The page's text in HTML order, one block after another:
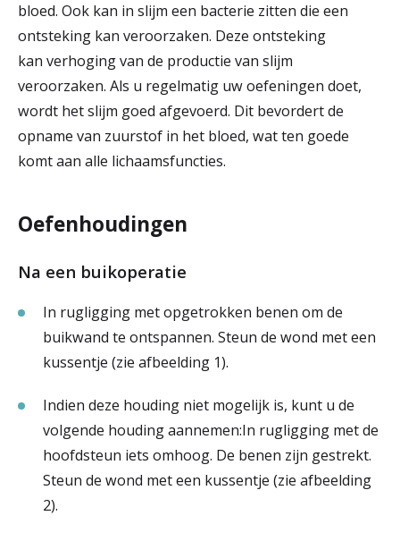
bloed. Ook kan in slijm een bacterie zitten die een
ontsteking kan veroorzaken. Deze ontsteking
kan verhoging van de productie van slijm
veroorzaken. Als u regelmatig uw oefeningen doet,
wordt het slijm goed afgevoerd. Dit bevordert de
opname van zuurstof in het bloed, wat ten goede
komt aan alle lichaamsfuncties.
Oefenhoudingen
Na een buikoperatie
In rugligging met opgetrokken benen om de
buikwand te ontspannen. Steun de wond met een
kussentje (zie afbeelding 1).
Indien deze houding niet mogelijk is, kunt u de
volgende houding aannemen:In rugligging met de
hoofdsteun iets omhoog. De benen zijn gestrekt.
Steun de wond met een kussentje (zie afbeelding
2).